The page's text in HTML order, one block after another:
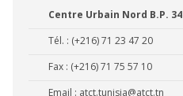
Centre Urbain Nord B.P.
Tél. : (+216) 71 23 47 20
Fax : (+216) 71 75 57 10
Email : atct.tunisia@atct.tn